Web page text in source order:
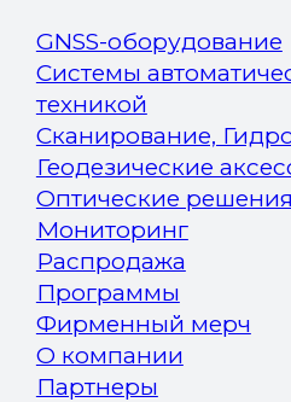
GNSS-оборудование
Системы
техникой
Сканирование,
Геодезические
Оптические решения
Мониторинг
Распродажа
Программы
Фирменный мерч
О компании
Партнеры